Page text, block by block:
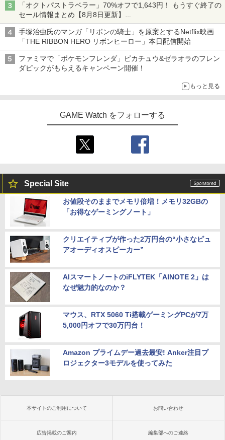
「オクトパストラベラー」70%オフで1,643円！ もうすぐ終了の
セール情報まとめ【8月8日更新】
ニンテンドーeショップでは「大神 絶景版」が67%オフで990円
手塚治虫氏のマンガ「リボンの騎士」を原案とするNetflix映画
「THE RIBBON HERO リボンヒーロー」本日配信開始
ファミマで「ポケモンフレンダ」ピカチュウ&ゼラオラのフレン
ダピックがもらえるキャンペーン開催！
もっと見る
GAME Watch をフォローする
Special Site
お値段そのままでメモリ倍増！メモリ32GBの
「お得なゲーミングノート」
クリエイティブが作った2万円台の“小さなピュ
アオーディオスピーカー”
AIスマートノートのiFLYTEK「AINOTE 2」は
なぜ魅力的なのか？
マウス、RTX 5060 Ti搭載ゲーミングPCが7万
5,000円オフで30万円台！
Amazon プライムデー過去最安! Anker注目プ
ロジェクター3モデルを使ってみた
本サイトのご利用について お問い合わせ
広告掲載のご案内 編集部へのご連絡